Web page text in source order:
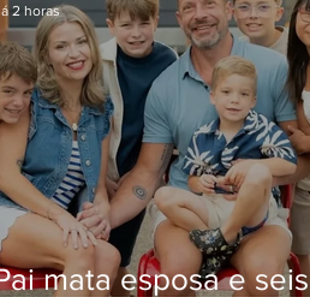
mata esposa e seis
2 horas